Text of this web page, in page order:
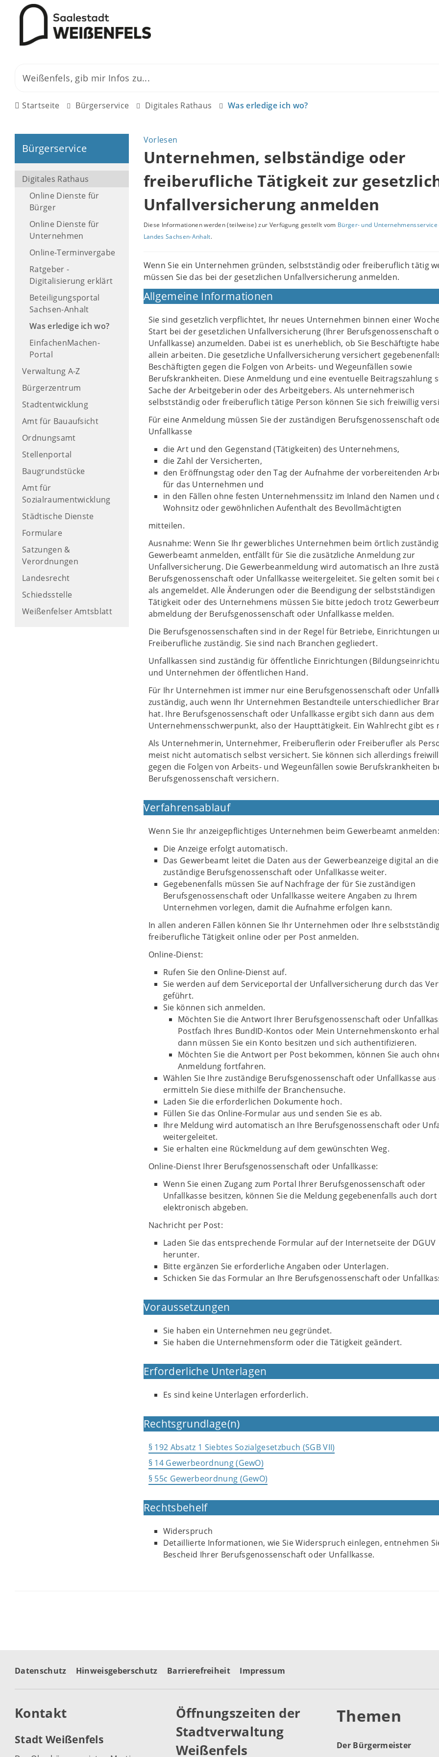
Startseite Bürgerservice Digitales Rathaus Was erledige ich wo?
Bürgerservice
Digitales Rathaus
Online Dienste für
Bürger
Online Dienste für
Unternehmen
Online-Terminvergabe
Ratgeber -
Digitalisierung erklärt
Beteiligungsportal
Sachsen-Anhalt
Was erledige ich wo?
EinfachenMachen-
Portal
Verwaltung A-Z
Bürgerzentrum
Stadtentwicklung
Amt für Bauaufsicht
Ordnungsamt
Stellenportal
Baugrundstücke
Amt für
Sozialraumentwicklung
Städtische Dienste
Formulare
Satzungen &
Verordnungen
Landesrecht
Schiedsstelle
Weißenfelser Amtsblatt
Vorlesen
Unternehmen, selbständige oder
freiberufliche Tätigkeit zur
Unfallversicherung anmelden
Diese Informationen werden (teilweise) zur Verfügung gestellt vom Bürger- und Unternehmensservice
Landes Sachsen-Anhalt.
Wenn Sie ein Unternehmen gründen, selbstständig oder freiberuflich tätig
müssen Sie das bei der gesetzlichen Unfallversicherung anmelden.
Allgemeine Informationen
Sie sind gesetzlich verpflichtet, Ihr neues Unternehmen binnen einer
Start bei der gesetzlichen Unfallversicherung (Ihrer Berufsgenossenschaft
Unfallkasse) anzumelden. Dabei ist es unerheblich, ob Sie Beschäftigte
allein arbeiten. Die gesetzliche Unfallversicherung versichert
Beschäftigten gegen die Folgen von Arbeits- und Wegeunfällen sowie
Berufskrankheiten. Diese Anmeldung und eine eventuelle Beitragszahlung
Sache der Arbeitgeberin oder des Arbeitgebers. Als unternehmerisch
selbstständig oder freiberuflich tätige Person können Sie sich freiwillig
Für eine Anmeldung müssen Sie der zuständigen Berufsgenossenschaft
Unfallkasse
die Art und den Gegenstand (Tätigkeiten) des Unternehmens,
die Zahl der Versicherten,
den Eröffnungstag oder den Tag der Aufnahme der vorbereitenden
für das Unternehmen und
in den Fällen ohne festen Unternehmenssitz im Inland den Namen und
Wohnsitz oder gewöhnlichen Aufenthalt des Bevollmächtigten
mitteilen.
Ausnahme: Wenn Sie Ihr gewerbliches Unternehmen beim örtlich
Gewerbeamt anmelden, entfällt für Sie die zusätzliche Anmeldung zur
Unfallversicherung. Die Gewerbeanmeldung wird automatisch an Ihre
Berufsgenossenschaft oder Unfallkasse weitergeleitet. Sie gelten somit bei
als angemeldet. Alle Änderungen oder die Beendigung der selbstständigen
Tätigkeit oder des Unternehmens müssen Sie bitte jedoch trotz
abmeldung der Berufsgenossenschaft oder Unfallkasse melden.
Die Berufsgenossenschaften sind in der Regel für Betriebe, Einrichtungen
Freiberufliche zuständig. Sie sind nach Branchen gegliedert.
Unfallkassen sind zuständig für öffentliche Einrichtungen
und Unternehmen der öffentlichen Hand.
Für Ihr Unternehmen ist immer nur eine Berufsgenossenschaft oder
zuständig, auch wenn Ihr Unternehmen Bestandteile unterschiedlicher
hat. Ihre Berufsgenossenschaft oder Unfallkasse ergibt sich dann aus dem
Unternehmensschwerpunkt, also der Haupttätigkeit. Ein Wahlrecht gibt es
Als Unternehmerin, Unternehmer, Freiberuflerin oder Freiberufler als
meist nicht automatisch selbst versichert. Sie können sich allerdings
gegen die Folgen von Arbeits- und Wegeunfällen sowie Berufskrankheiten
Berufsgenossenschaft versichern.
Verfahrensablauf
Wenn Sie Ihr anzeigepflichtiges Unternehmen beim Gewerbeamt anmelden:
Die Anzeige erfolgt automatisch.
Das Gewerbeamt leitet die Daten aus der Gewerbeanzeige digital an
zuständige Berufsgenossenschaft oder Unfallkasse weiter.
Gegebenenfalls müssen Sie auf Nachfrage der für Sie zuständigen
Berufsgenossenschaft oder Unfallkasse weitere Angaben zu Ihrem
Unternehmen vorlegen, damit die Aufnahme erfolgen kann.
In allen anderen Fällen können Sie Ihr Unternehmen oder Ihre
freiberufliche Tätigkeit online oder per Post anmelden.
Online-Dienst:
Rufen Sie den Online-Dienst auf.
Sie werden auf dem Serviceportal der Unfallversicherung durch das
geführt.
Sie können sich anmelden.
Möchten Sie die Antwort Ihrer Berufsgenossenschaft oder
Postfach Ihres BundID-Kontos oder Mein Unternehmenskonto
dann müssen Sie ein Konto besitzen und sich authentifizieren.
Möchten Sie die Antwort per Post bekommen, können Sie auch
Anmeldung fortfahren.
Wählen Sie Ihre zuständige Berufsgenossenschaft oder Unfallkasse
ermitteln Sie diese mithilfe der Branchensuche.
Laden Sie die erforderlichen Dokumente hoch.
Füllen Sie das Online-Formular aus und senden Sie es ab.
Ihre Meldung wird automatisch an Ihre Berufsgenossenschaft oder
weitergeleitet.
Sie erhalten eine Rückmeldung auf dem gewünschten Weg.
Online-Dienst Ihrer Berufsgenossenschaft oder Unfallkasse:
Wenn Sie einen Zugang zum Portal Ihrer Berufsgenossenschaft oder
Unfallkasse besitzen, können Sie die Meldung gegebenenfalls auch dort
elektronisch abgeben.
Nachricht per Post:
Laden Sie das entsprechende Formular auf der Internetseite der DGUV
herunter.
Bitte ergänzen Sie erforderliche Angaben oder Unterlagen.
Schicken Sie das Formular an Ihre Berufsgenossenschaft oder
Voraussetzungen
Sie haben ein Unternehmen neu gegründet.
Sie haben die Unternehmensform oder die Tätigkeit geändert.
Erforderliche Unterlagen
Es sind keine Unterlagen erforderlich.
Rechtsgrundlage(n)
§ 192 Absatz 1 Siebtes Sozialgesetzbuch (SGB VII)
§ 14 Gewerbeordnung (GewO)
§ 55c Gewerbeordnung (GewO)
Rechtsbehelf
Widerspruch
Detaillierte Informationen, wie Sie Widerspruch einlegen, entnehmen
Bescheid Ihrer Berufsgenossenschaft oder Unfallkasse.
Datenschutz Hinweisgeberschutz Barrierefreiheit Impressum
Kontakt
Stadt Weißenfels
Öffnungszeiten der
Stadtverwaltung
Weißenfels
Themen
Der Bürgermeister